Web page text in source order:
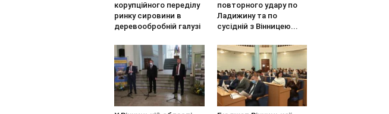
корупційного переділу
ринку сировини в
деревообробній галузі
повторного удару по
Ладижину та по
сусідній з Вінницею...